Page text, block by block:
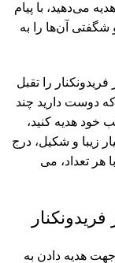
می‌دهید، با پیام
شگفتی آن‌ها را به
در فریدونکنار را تقبل
دوست دارید چند
خود هدیه کنید،
زیبا و شکیل، درج
هر تعداد، می
هدیه دادن به